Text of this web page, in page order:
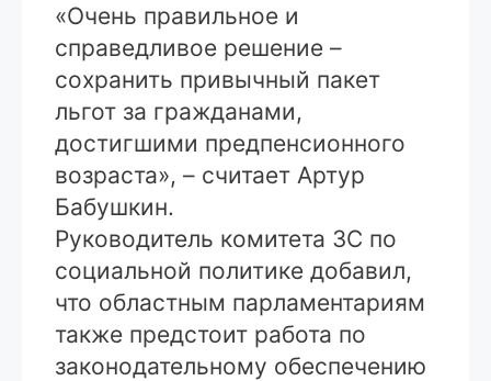
«Очень правильное и
справедливое решение –
сохранить привычный пакет
льгот за гражданами,
достигшими предпенсионного
возраста», – считает Артур
Бабушкин.
Руководитель комитета ЗС по
социальной политике добавил,
что областным парламентариям
также предстоит работа по
законодательному обеспечению